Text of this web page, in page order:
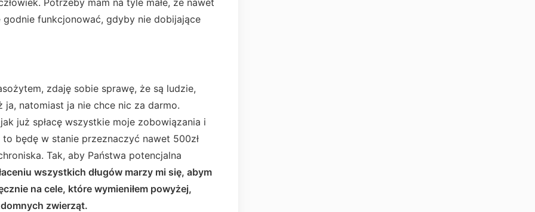
Potrzeby mam na tyle małe, że nawet
funkcjonować, gdyby nie dobijające
zdaję sobie sprawę, że są ludzie,
natomiast ja nie chce nic za darmo.
już spłacę wszystkie moje zobowiązania i
będę w stanie przeznaczyć nawet 500zł
Tak, aby Państwa potencjalna
wszystkich długów marzy mi się, abym
na cele, które wymieniłem powyżej,
zwierząt.